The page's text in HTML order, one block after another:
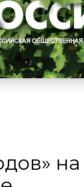
на